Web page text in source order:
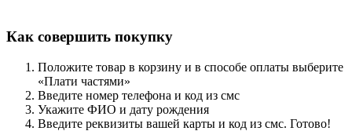
Как совершить покупку
Положите товар в корзину и в способе оплаты выберите
«Плати частями»
Введите номер телефона и код из смс
Укажите ФИО и дату рождения
Введите реквизиты вашей карты и код из смс. Готово!